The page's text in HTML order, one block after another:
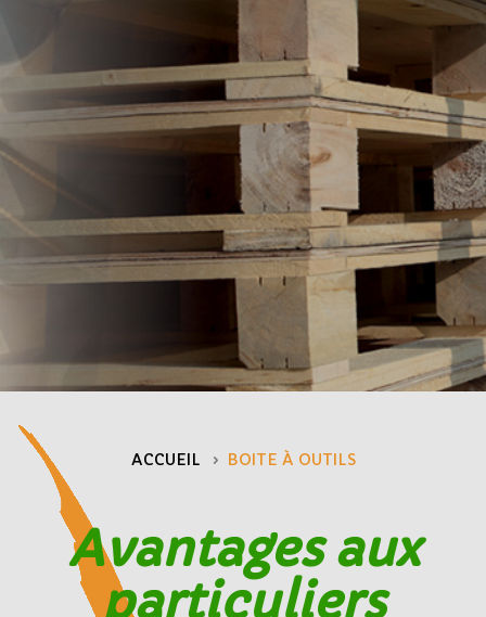
ACCUEIL BOITE À OUTILS
Avantages aux
particuliers